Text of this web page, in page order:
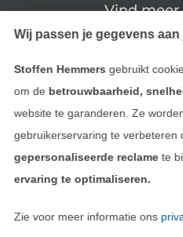
Vind meer
Wij passen je gegevens
Stoffen Hemmers gebruikt
om de betrouwbaarheid,
website te garanderen. Ze
gebruikerservaring te verbeteren
gepersonaliseerde reclamete
ervaring te optimaliseren.
Zie voor meer informatie ons